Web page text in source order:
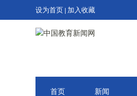
设为首页 加入收藏
首页 新闻